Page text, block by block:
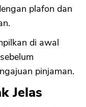
plafon dan
di awal
pinjaman.
Jelas